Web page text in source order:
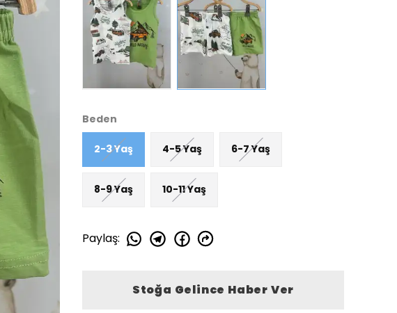
Beden
2-3 Yaş 4-5 Yaş 6-7 Yaş
8-9 Yaş 10-11 Yaş
Paylaş:
Stoğa Gelince Haber Ver